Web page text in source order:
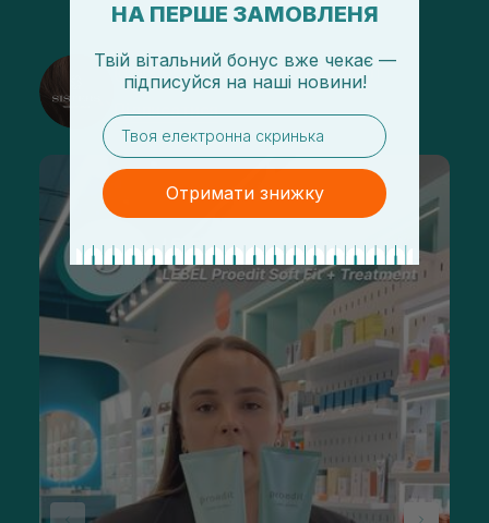
@sisters_stelmakh в Instagram
Підписатися
НА ПЕРШЕ ЗАМОВЛЕНЯ
Твій вітальний бонус вже чекає —
підписуйся на наші новини!
email
Отримати знижку